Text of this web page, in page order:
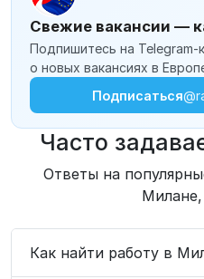
Свежие вакансии —
Подпишитесь на Telegram-
о новых вакансиях в
Подписаться
Часто
Ответы на
Как найти работу в